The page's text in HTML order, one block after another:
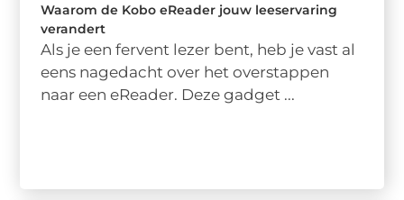
Waarom de Kobo eReader jouw leeservaring
verandert
Als je een fervent lezer bent, heb je vast al
eens nagedacht over het overstappen
naar een eReader. Deze gadget ...